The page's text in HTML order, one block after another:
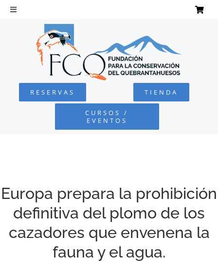
Saltar
Toggle
Navigation
QUEBRANTAHUESOS
FUNDACIÓN
COLABORA
RECURSOS
RESERVAS TIENDA
CURSOS /
EVENTOS
Europa prepara la prohibición
definitiva del plomo de los
cazadores que envenena la
fauna y el agua.